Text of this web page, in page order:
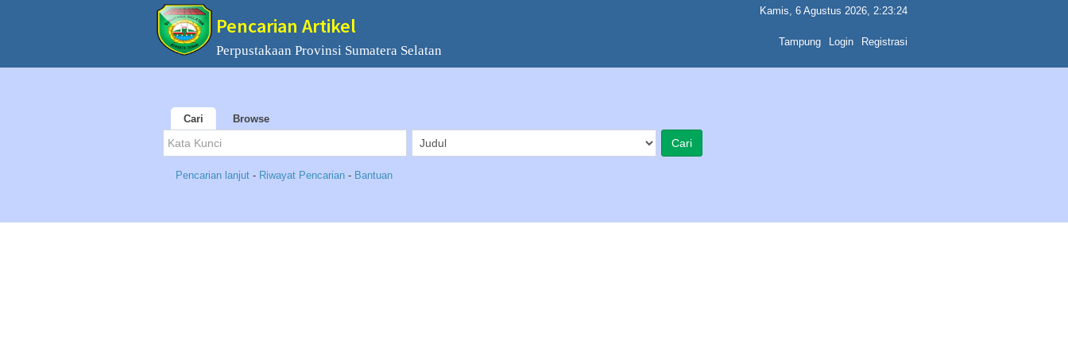
Pencarian Artikel
Perpustakaan Provinsi Sumatera Selatan
Kamis, 6 Agustus 2026, 2:23:24
Tampung Login Registrasi
Cari Browse
Pencarian lanjut - Riwayat Pencarian - Bantuan